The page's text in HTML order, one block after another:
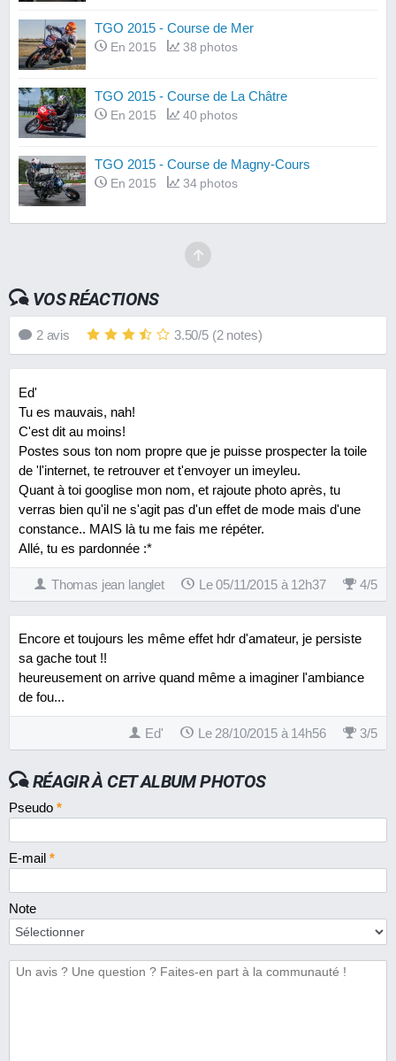
TGO 2015 - Course de Mer
En 2015 38 photos
TGO 2015 - Course de La Châtre
En 2015 40 photos
TGO 2015 - Course de Magny-Cours
En 2015 34 photos
VOS RÉACTIONS
2avis 3.50/5 (2notes)
Ed'
Tu es mauvais, nah!
C'est dit au moins!
Postes sous ton nom propre que je puisse prospecter la toile
de 'l'internet, te retrouver et t'envoyer un imeyleu.
Quant à toi googlise mon nom, et rajoute photo après, tu
verras bien qu'il ne s'agit pas d'un effet de mode mais d'une
constance.. MAIS là tu me fais me répéter.
Allé, tu es pardonnée :*
Thomas jean langlet Le 05/11/2015 à 12h37 4/5
Encore et toujours les même effet hdr d'amateur, je persiste
sa gache tout !!
heureusement on arrive quand même a imaginer l'ambiance
de fou...
Ed' Le 28/10/2015 à 14h56 3/5
RÉAGIR À CET ALBUM PHOTOS
Pseudo *
E-mail *
Note